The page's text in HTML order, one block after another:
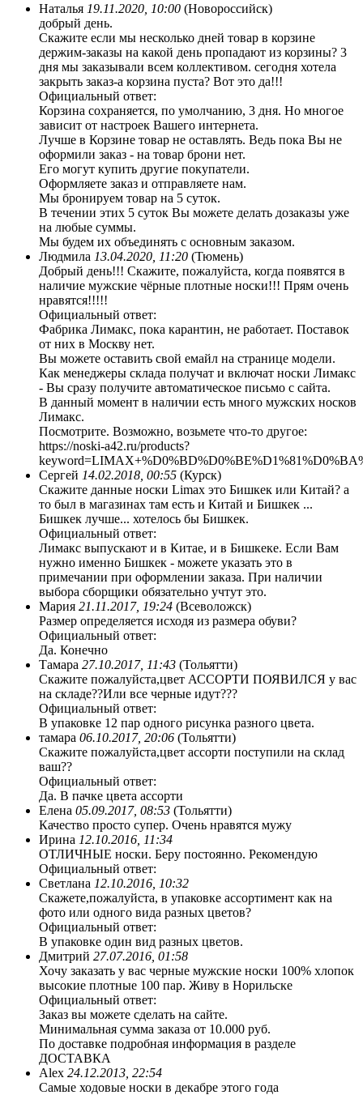
Наталья 19.11.2020, 10:00 (Новороссийск)
добрый день.
Скажите если мы несколько дней товар в корзине
держим-заказы на какой день пропадают из корзины? 3
дня мы заказывали всем коллективом. сегодня хотела
закрыть заказ-а корзина пуста? Вот это да!!!
Официальный ответ:
Корзина сохраняется, по умолчанию, 3 дня. Но многое
зависит от настроек Вашего интернета.
Лучше в Корзине товар не оставлять. Ведь пока Вы не
оформили заказ - на товар брони нет.
Его могут купить другие покупатели.
Оформляете заказ и отправляете нам.
Мы бронируем товар на 5 суток.
В течении этих 5 суток Вы можете делать дозаказы уже
на любые суммы.
Мы будем их объединять с основным заказом.
Людмила 13.04.2020, 11:20 (Тюмень)
Добрый день!!! Скажите, пожалуйста, когда появятся в
наличие мужские чёрные плотные носки!!! Прям очень
нравятся!!!!!
Официальный ответ:
Фабрика Лимакс, пока карантин, не работает. Поставок
от них в Москву нет.
Вы можете оставить свой емайл на странице модели.
Как менеджеры склада получат и включат носки Лимакс
- Вы сразу получите автоматическое письмо с сайта.
В данный момент в наличии есть много мужских носков
Лимакс.
Посмотрите. Возможно, возьмете что-то другое:
https://noski-a42.ru/products?
Сергей 14.02.2018, 00:55 (Курск)
Скажите данные носки Limax это Бишкек или Китай? а
то был в магазинах там есть и Китай и Бишкек ...
Бишкек лучше... хотелось бы Бишкек.
Официальный ответ:
Лимакс выпускают и в Китае, и в Бишкеке. Если Вам
нужно именно Бишкек - можете указать это в
примечании при оформлении заказа. При наличии
выбора сборщики обязательно учтут это.
Мария 21.11.2017, 19:24 (Всеволожск)
Размер определяется исходя из размера обуви?
Официальный ответ:
Да. Конечно
Тамара 27.10.2017, 11:43 (Тольятти)
Скажите пожалуйста,цвет АССОРТИ ПОЯВИЛСЯ у вас
на складе??Или все черные идут???
Официальный ответ:
В упаковке 12 пар одного рисунка разного цвета.
тамара 06.10.2017, 20:06 (Тольятти)
Скажите пожалуйста,цвет ассорти поступили на склад
ваш??
Официальный ответ:
Да. В пачке цвета ассорти
Елена 05.09.2017, 08:53 (Тольятти)
Качество просто супер. Очень нравятся мужу
Ирина 12.10.2016, 11:34
ОТЛИЧНЫЕ носки. Беру постоянно. Рекомендую
Официальный ответ:
Светлана 12.10.2016, 10:32
Скажете,пожалуйста, в упаковке ассортимент как на
фото или одного вида разных цветов?
Официальный ответ:
В упаковке один вид разных цветов.
Дмитрий 27.07.2016, 01:58
Хочу заказать у вас черные мужские носки 100% хлопок
высокие плотные 100 пар. Живу в Норильске
Официальный ответ:
Заказ вы можете сделать на сайте.
Минимальная сумма заказа от 10.000 руб.
По доставке подробная информация в разделе
ДОСТАВКА
Alex 24.12.2013, 22:54
Самые ходовые носки в декабре этого года